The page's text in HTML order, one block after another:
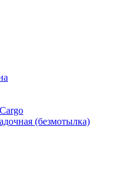
(безмотылка)